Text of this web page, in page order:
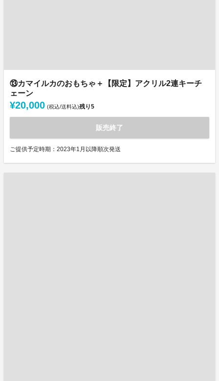
⑬カマイルカのおもちゃ＋【限定】アクリル2連キーチ
ェーン
¥20,000 (税込/送料込)残り5
販売終了
ご提供予定時期：2023年1月以降順次発送